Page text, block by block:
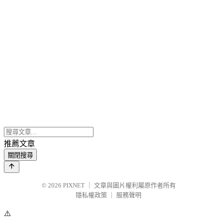
推薦文章
關閉搜尋
© 2026 PIXNET
文章與圖片權利屬原作者所有
隱私權政策
服務聲明
⚠️